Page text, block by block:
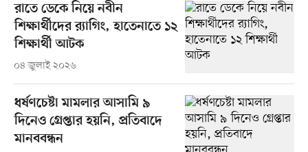
রাতে ডেকে নিয়ে নবীন
শিক্ষার্থীদের র‍্যাগিং, হাতেনাতে ১২
শিক্ষার্থী আটক
০৪ জুলাই ২০২৬
ধর্ষণচেষ্টা মামলার আসামি ৯
দিনেও গ্রেপ্তার হয়নি, প্রতিবাদে
মানববন্ধন